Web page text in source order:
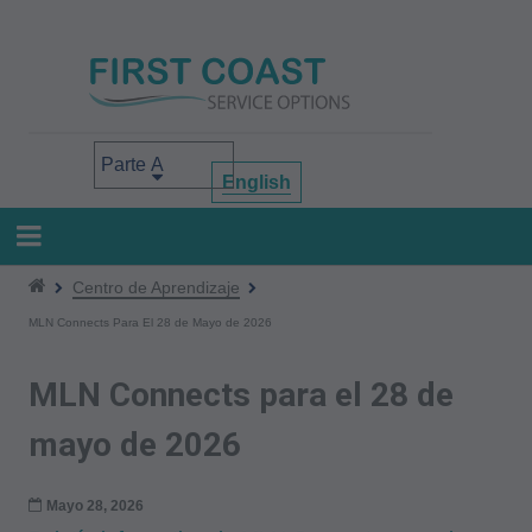
Select your area of interest
English
Centro de Aprendizaje
MLN Connects Para El 28 de Mayo de 2026
MLN Connects para el 28 de
mayo de 2026
Mayo 28, 2026